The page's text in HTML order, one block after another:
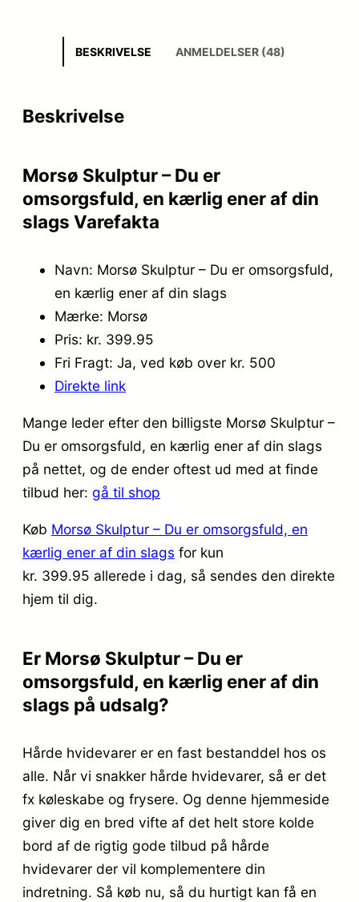
BESKRIVELSE ANMELDELSER (48)
Beskrivelse
Morsø Skulptur – Du er
omsorgsfuld, en kærlig ener af din
slags Varefakta
Navn: Morsø Skulptur – Du er omsorgsfuld,
en kærlig ener af din slags
Mærke: Morsø
Pris: kr. 399.95
Fri Fragt: Ja, ved køb over kr. 500
Direkte link
Mange leder efter den billigste Morsø Skulptur –
Du er omsorgsfuld, en kærlig ener af din slags
på nettet, og de ender oftest ud med at finde
tilbud her: gå til shop
Køb Morsø Skulptur – Du er omsorgsfuld, en
kærlig ener af din slags for kun
kr. 399.95 allerede i dag, så sendes den direkte
hjem til dig.
Er Morsø Skulptur – Du er
omsorgsfuld, en kærlig ener af din
slags på udsalg?
Hårde hvidevarer er en fast bestanddel hos os
alle. Når vi snakker hårde hvidevarer, så er det
fx køleskabe og frysere. Og denne hjemmeside
giver dig en bred vifte af det helt store kolde
bord af de rigtig gode tilbud på hårde
hvidevarer der vil komplementere din
indretning. Så køb nu, så du hurtigt kan få en